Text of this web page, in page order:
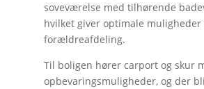
soveværelse med tilhørende
hvilket giver optimale
forældreafdeling.
Til boligen hører carport og skur
opbevaringsmuligheder, og der